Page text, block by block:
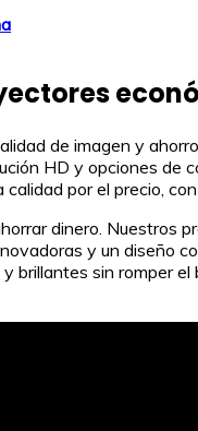
de imagen y
HD y opciones
por el precio,
dinero.
y un diseño
brillantes sin romper